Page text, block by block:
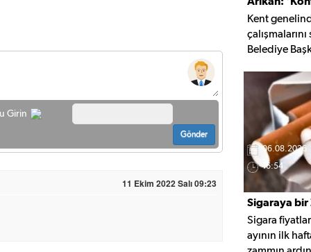
Girin
Gönder
11 Ekim 2022 Salı 09:23
İçin
Kent
Belediye
hayatına
ulaşım
çözümleri
bu sezon
06.08.2026
16:54
Sigaraya bir
Sigara
ayının ilk